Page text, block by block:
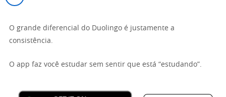
O grande diferencial do Duolingo é justamente a
consistência.
O app faz você estudar sem sentir que está “estudando”.